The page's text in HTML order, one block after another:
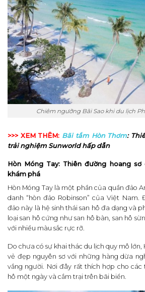
Chiêm ngưỡng Bãi Sao khi du lịch
>>> XEM THÊM: Bãi tắm Hòn Thơm:
trải nghiệm Sunworld hấp dẫn
Hòn Móng Tay: Thiên đường hoang
khám phá
Hòn Móng Tay là một phần của quần đảo
danh “hòn đảo Robinson” của Việt
đảo này là hệ sinh thái san hô đa dạng và
loại san hô cứng như san hô bàn, san hô
với nhiều màu sắc rực rỡ.
Do chưa có sự khai thác du lịch quy mô lớn,
vẻ đẹp nguyên sơ với những hàng dừa
vắng người. Nơi đây rất thích hợp cho các
hô một ngày và cắm trại trên bãi biển.